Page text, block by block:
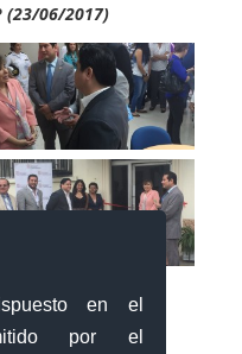
en el
por el
(23/06/2017)